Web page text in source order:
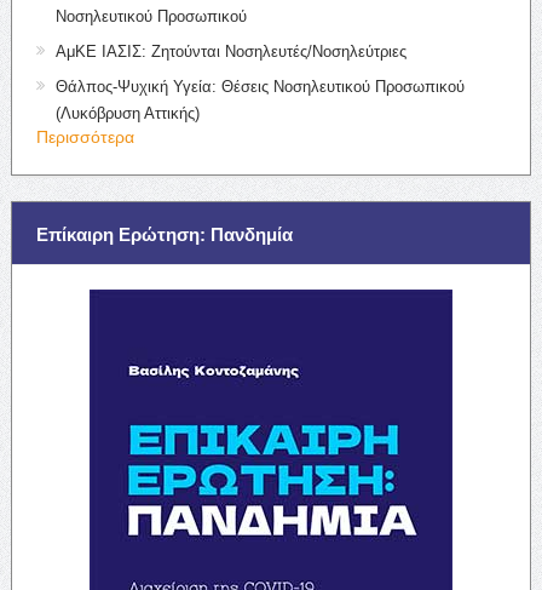
Νοσηλευτικού Προσωπικού
ΑμΚΕ ΙΑΣΙΣ: Ζητούνται Νοσηλευτές/Νοσηλεύτριες
Θάλπος-Ψυχική Υγεία: Θέσεις Νοσηλευτικού Προσωπικού
(Λυκόβρυση Αττικής)
Περισσότερα
Επίκαιρη Ερώτηση: Πανδημία